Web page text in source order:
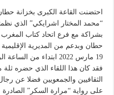
احتضنت القاعة الكبرى بخزانة
“محمد المختار اشرايكي” الذي
بشراكة مع فرع اتحاد كتاب
حطان وبدعم من المديرية
19 مارس 2022 ابتداء من الساعة الرابعة بعد الزوال، بخزانة حطان.
فقد كان هذا اللقاء الذي حضره ثلة
الثقافيين والجمعويين فضلا عن
على رواية “مرارة السكر” الصادرة